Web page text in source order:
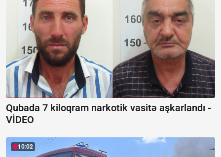
Qubada 7 kiloqram narkotik vasitə aşkarlandı -
VİDEO
10:02